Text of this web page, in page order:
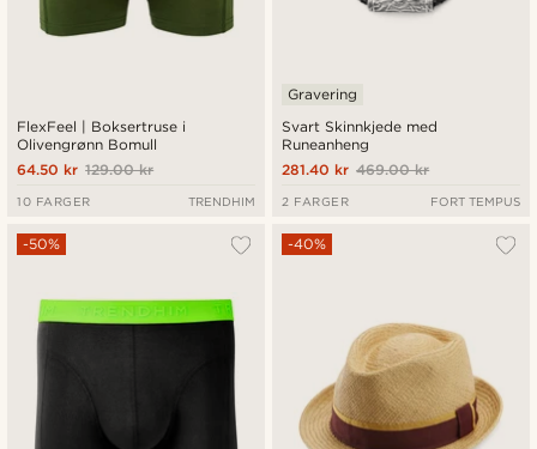
FlexFeel | Boksertruse i
Olivengrønn Bomull
129.00 kr
64.50 kr
10 FARGER TRENDHIM
Svart Skinnkjede med
Runeanheng
Gravering
469.00 kr
281.40 kr
2 FARGER FORT TEMPUS
-50% -40%